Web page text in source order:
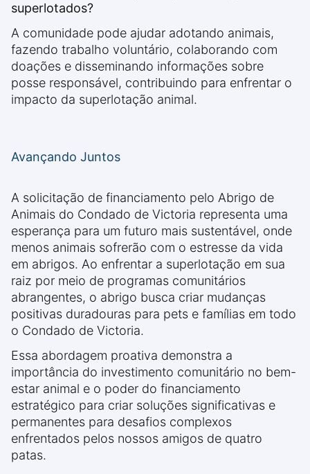
superlotados?
A comunidade pode ajudar adotando animais,
fazendo trabalho voluntário, colaborando com
doações e disseminando informações sobre
posse responsável, contribuindo para enfrentar o
impacto da superlotação animal.
Avançando Juntos
A solicitação de financiamento pelo Abrigo de
Animais do Condado de Victoria representa uma
esperança para um futuro mais sustentável, onde
menos animais sofrerão com o estresse da vida
em abrigos. Ao enfrentar a superlotação em sua
raiz por meio de programas comunitários
abrangentes, o abrigo busca criar mudanças
positivas duradouras para pets e famílias em todo
o Condado de Victoria.
Essa abordagem proativa demonstra a
importância do investimento comunitário no bem-
estar animal e o poder do financiamento
estratégico para criar soluções significativas e
permanentes para desafios complexos
enfrentados pelos nossos amigos de quatro
patas.